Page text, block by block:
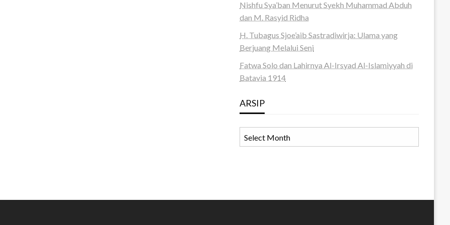
Nishfu Sya’ban Menurut Syekh Muhammad Abduh
dan M. Rasyid Ridha
H. Tubagus Sjoe’aib Sastradiwirja: Ulama yang
Berjuang Melalui Seni
Fatwa Solo dan Lahirnya Al-Irsyad Al-Islamiyyah di
Batavia 1914
ARSIP